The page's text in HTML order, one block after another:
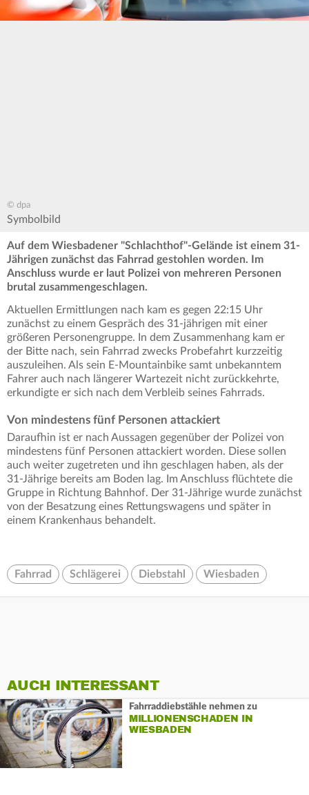
© dpa
Symbolbild
Auf dem Wiesbadener "Schlachthof"-Gelände ist einem 31-
Jährigen zunächst das Fahrrad gestohlen worden. Im
Anschluss wurde er laut Polizei von mehreren Personen
brutal zusammengeschlagen.
Aktuellen Ermittlungen nach kam es gegen 22:15 Uhr
zunächst zu einem Gespräch des 31-jährigen mit einer
größeren Personengruppe. In dem Zusammenhang kam er
der Bitte nach, sein Fahrrad zwecks Probefahrt kurzzeitig
auszuleihen. Als sein E-Mountainbike samt unbekanntem
Fahrer auch nach längerer Wartezeit nicht zurückkehrte,
erkundigte er sich nach dem Verbleib seines Fahrrads.
Von mindestens fünf Personen attackiert
Daraufhin ist er nach Aussagen gegenüber der Polizei von
mindestens fünf Personen attackiert worden. Diese sollen
auch weiter zugetreten und ihn geschlagen haben, als der
31-Jährige bereits am Boden lag. Im Anschluss flüchtete die
Gruppe in Richtung Bahnhof. Der 31-Jährige wurde zunächst
von der Besatzung eines Rettungswagens und später in
einem Krankenhaus behandelt.
Fahrrad Schlägerei Diebstahl Wiesbaden
AUCH INTERESSANT
Fahrraddiebstähle nehmen zu
MILLIONENSCHADEN IN
WIESBADEN